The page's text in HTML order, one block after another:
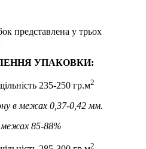
представлена у трьох
УПАКОВКИ:
235-250 гр.м2
в межах 0,37-0,42 мм.
межах 85-88%
2